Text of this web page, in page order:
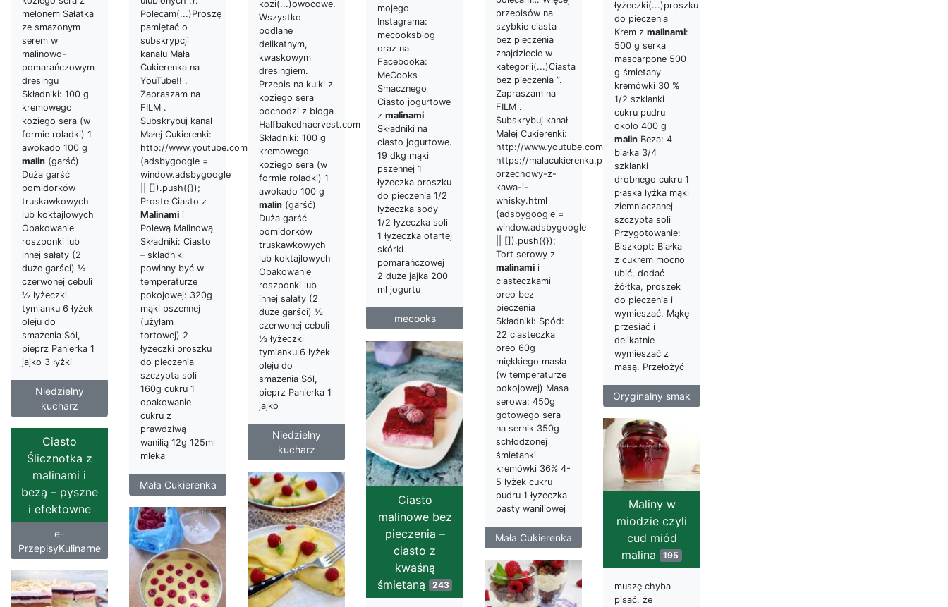
melonem Sałatka
ze smazonym
serem w
malinowo-
pomarańczowym
dresingu
Składniki: 100 g
kremowego
koziego sera (w
formie roladki) 1
awokado 100 g
malin (garść)
Duża garść
pomidorków
truskawkowych
lub koktajlowych
Opakowanie
roszponki lub
innej sałaty (2
duże garści) ½
czerwonej cebuli
½ łyżeczki
tymianku 6 łyżek
oleju do
smażenia Sól,
pieprz Panierka 1
jajko 3 łyżki
Niedzielny
kucharz
Polecam(...)Proszę
pamiętać o
subskrypcji
kanału Mała
Cukierenka na
YouTube!! .
Zapraszam na
FILM .
Subskrybuj kanał
Małej Cukierenki:
http://www.youtube.com/malacukierenka
(adsbygoogle =
window.adsbygoogle
|| []).push({});
Proste Ciasto z
Malinami i
Polewą Malinową
Składniki: Ciasto
– składniki
powinny być w
temperaturze
pokojowej: 320g
mąki pszennej
(użyłam
tortowej) 2
łyżeczki proszku
do pieczenia
szczypta soli
160g cukru 1
opakowanie
cukru z
prawdziwą
wanilią 12g 125ml
mleka
Mała Cukierenka
kozi(...)owocowe.
Wszystko
podlane
delikatnym,
kwaskowym
dresingiem.
Przepis na kulki z
koziego sera
pochodzi z bloga
Halfbakedhaervest.com
Składniki: 100 g
kremowego
koziego sera (w
formie roladki) 1
awokado 100 g
malin (garść)
Duża garść
pomidorków
truskawkowych
lub koktajlowych
Opakowanie
roszponki lub
innej sałaty (2
duże garści) ½
czerwonej cebuli
½ łyżeczki
tymianku 6 łyżek
oleju do
smażenia Sól,
pieprz Panierka 1
jajko
Niedzielny
kucharz
mojego
Instagrama:
mecooksblog
oraz na
Facebooka:
MeCooks
Smacznego
Ciasto jogurtowe
z malinami
Składniki na
ciasto jogurtowe.
19 dkg mąki
pszennej 1
łyżeczka proszku
do pieczenia 1/2
łyżeczka sody
1/2 łyżeczka soli
1 łyżeczka otartej
skórki
pomarańczowej
2 duże jajka 200
ml jogurtu
mecooks
przepisów na
szybkie ciasta
bez pieczenia
znajdziecie w
kategorii(...)Ciasta
bez pieczenia ”.
Zapraszam na
FILM .
Subskrybuj kanał
Małej Cukierenki:
http://www.youtube.com/malacukierenka
https://malacukierenka.pl/tort-
orzechowy-z-
kawa-i-
whisky.html
(adsbygoogle =
window.adsbygoogle
|| []).push({});
Tort serowy z
malinami i
ciasteczkami
oreo bez
pieczenia
Składniki: Spód:
22 ciasteczka
oreo 60g
miękkiego masła
(w temperaturze
pokojowej) Masa
serowa: 450g
gotowego sera
na sernik 350g
schłodzonej
śmietanki
kremówki 36% 4-
5 łyżek cukru
pudru 1 łyżeczka
pasty waniliowej
Mała Cukierenka
łyżeczki(...)proszku
do pieczenia
Krem z malinami:
500 g serka
mascarpone 500
g śmietany
kremówki 30 %
1/2 szklanki
cukru pudru
około 400 g
malin Beza: 4
białka 3/4
szklanki
drobnego cukru 1
płaska łyżka mąki
ziemniaczanej
szczypta soli
Przygotowanie:
Biszkopt: Białka
z cukrem mocno
ubić, dodać
żółtka, proszek
do pieczenia i
wymieszać. Mąkę
przesiać i
delikatnie
wymieszać z
masą. Przełożyć
Oryginalny smak
Ciasto
malinowe bez
pieczenia –
ciasto z
kwaśną
śmietaną
243
Maliny w
miodzie czyli
cud miód
malina 195
muszę chyba
pisać, że
Ciasto
Ślicznotka z
malinami i
bezą – pyszne
i efektowne
e-
PrzepisyKulinarne